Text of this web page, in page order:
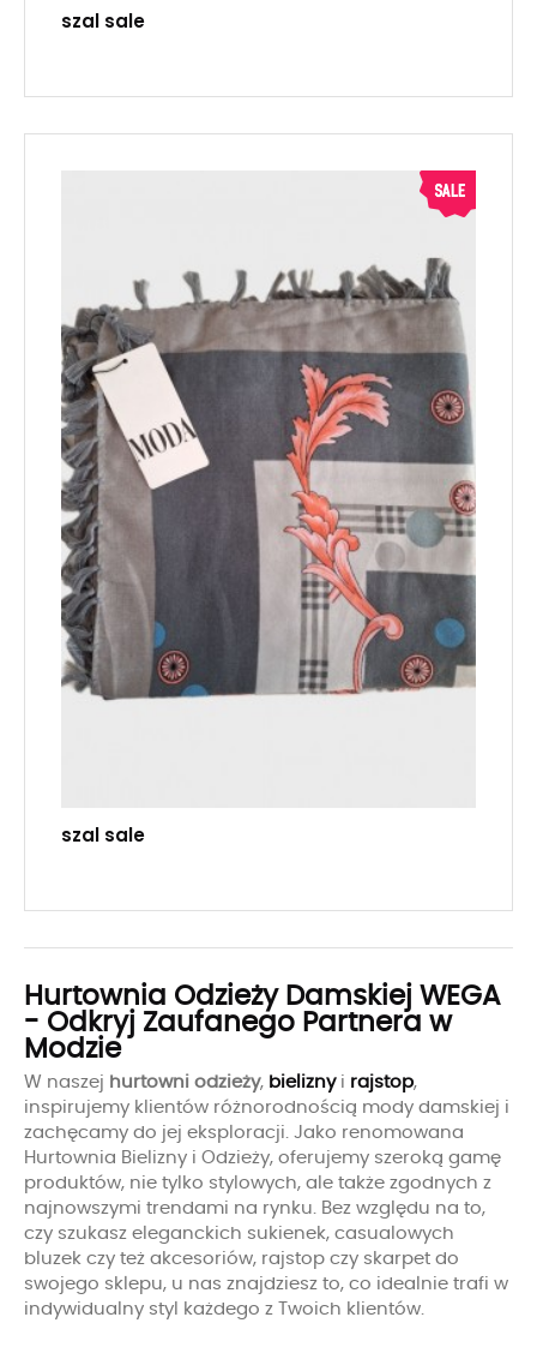
szal sale
szal sale
Hurtownia Odzieży Damskiej WEGA
- Odkryj Zaufanego Partnera w
Modzie
W naszej hurtowni odzieży, bieliznyi rajstop,
inspirujemy klientów różnorodnością mody damskiej i
zachęcamy do jej eksploracji. Jako renomowana
Hurtownia Bielizny i Odzieży, oferujemy szeroką gamę
produktów, nie tylko stylowych, ale także zgodnych z
najnowszymi trendami na rynku. Bez względu na to,
czy szukasz eleganckich sukienek, casualowych
bluzek czy też akcesoriów, rajstop czy skarpet do
swojego sklepu, u nas znajdziesz to, co idealnie trafi w
indywidualny styl każdego z Twoich klientów.